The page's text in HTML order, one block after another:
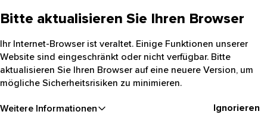
Bitte aktualisieren Sie Ihren Browser
Ihr Internet-Browser ist veraltet. Einige Funktionen unserer
Website sind eingeschränkt oder nicht verfügbar. Bitte
aktualisieren Sie Ihren Browser auf eine neuere Version, um
mögliche Sicherheitsrisiken zu minimieren.
Weitere Informationen Ignorieren